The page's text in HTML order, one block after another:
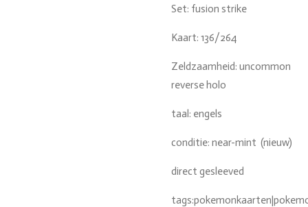
Set: fusion strike
Kaart: 136/264
Zeldzaamheid: uncommon
reverse holo
taal: engels
conditie: near-mint (nieuw)
direct gesleeved